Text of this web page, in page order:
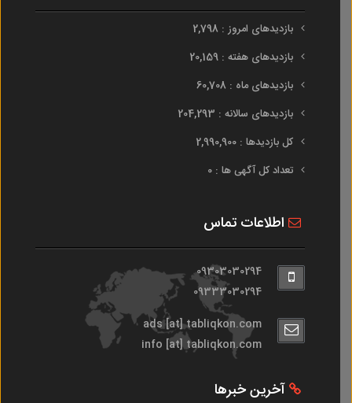
بازدیدهای امروز : 2,798
بازدیدهای هفته : 20,159
بازدیدهای ماه : 60,708
بازدیدهای سالانه : 204,293
کل بازدیدها : 2,990,900
تعداد کل آگهی ها : 0
اطلاعات تماس
09303030294
09333030294
ads [at] tabliqkon.com
info [at] tabliqkon.com
آخرین خبرها